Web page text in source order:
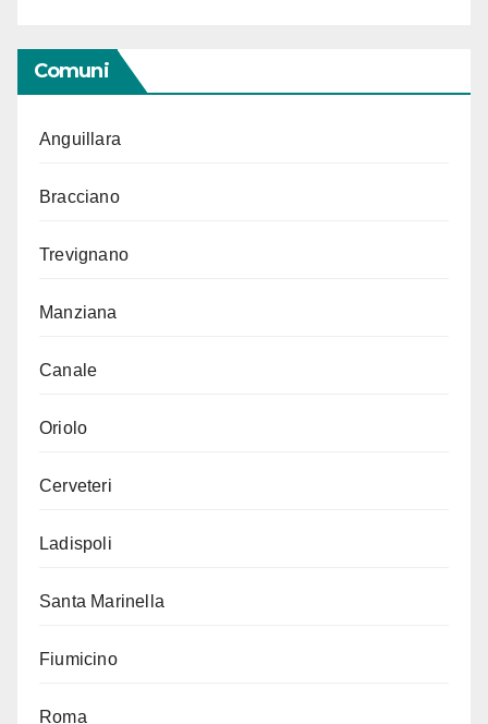
Comuni
Anguillara
Bracciano
Trevignano
Manziana
Canale
Oriolo
Cerveteri
Ladispoli
Santa Marinella
Fiumicino
Roma